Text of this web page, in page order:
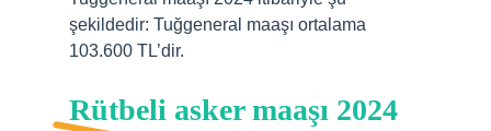
şekildedir: Tuğgeneral maaşı ortalama
103.600 TL’dir.
Rütbeli asker maaşı 2024